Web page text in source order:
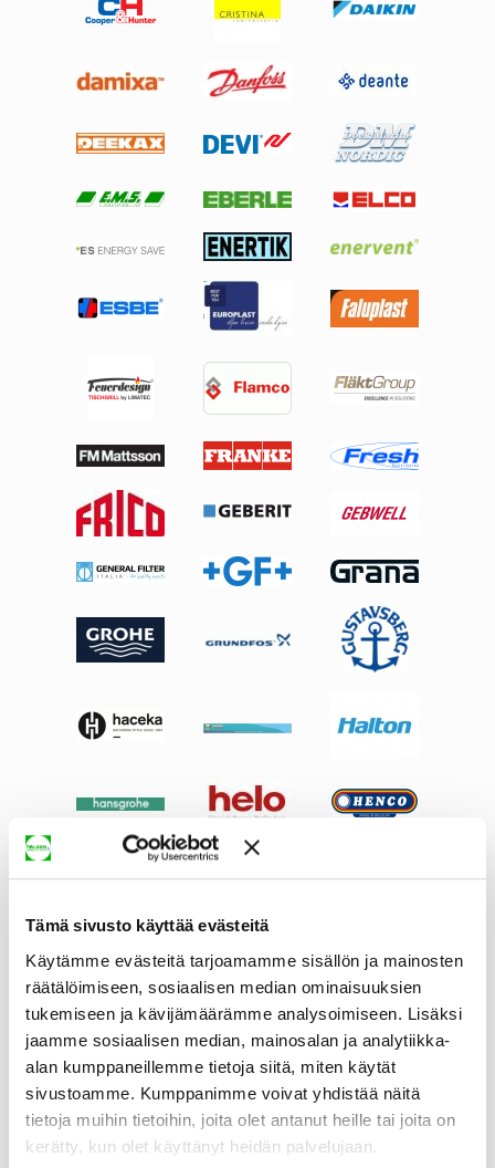
Tämä sivusto käyttää evästeitä
Käytämme evästeitä tarjoamamme sisällön ja mainosten
räätälöimiseen, sosiaalisen median ominaisuuksien
tukemiseen ja kävijämäärämme analysoimiseen. Lisäksi
jaamme sosiaalisen median, mainosalan ja analytiikka-
alan kumppaneillemme tietoja siitä, miten käytät
sivustoamme. Kumppanimme voivat yhdistää näitä
tietoja muihin tietoihin, joita olet antanut heille tai joita on
kerätty, kun olet käyttänyt heidän palvelujaan.